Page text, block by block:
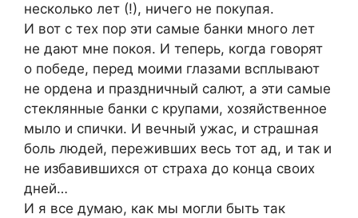
несколько лет (!), ничего не покупая.
И вот с тех пор эти самые банки много лет
не дают мне покоя. И теперь, когда говорят
о победе, перед моими глазами всплывают
не ордена и праздничный салют, а эти самые
стеклянные банки с крупами, хозяйственное
мыло и спички. И вечный ужас, и страшная
боль людей, переживших весь тот ад, и так и
не избавившихся от страха до конца своих
дней…
И я все думаю, как мы могли быть так